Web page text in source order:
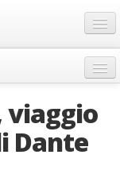
viaggio
Dante